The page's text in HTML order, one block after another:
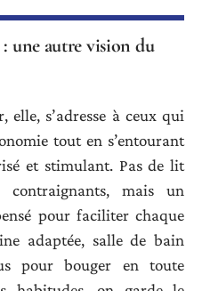
: une autre vision du
elle, s’adresse à ceux qui
tout en s’entourant
et stimulant. Pas de lit
contraignants, mais un
pour faciliter chaque
adaptée, salle de bain
pour bouger en toute